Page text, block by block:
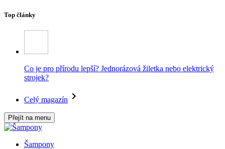
Top články
Co je pro přírodu lepší? Jednorázová žiletka nebo elektrický
strojek?
Celý magazín
Přejít na menu
Šampony